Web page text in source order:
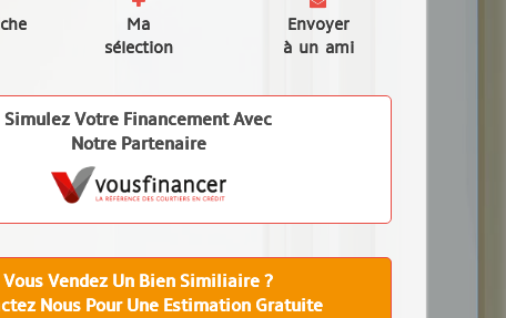
Ma
sélection
Envoyer
à un ami
Simulez Votre Financement Avec
Notre Partenaire
Vous Vendez Un Bien Similiaire ?
Nous Pour Une Estimation Gratuite